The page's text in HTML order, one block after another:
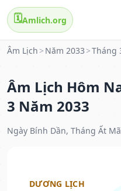
🗓️Amlich.org
Âm Lịch > Năm 2033 >Tháng
Âm Lịch Hôm
3 Năm 2033
Ngày Bính Dần, Tháng Ất
DƯƠNG LỊCH